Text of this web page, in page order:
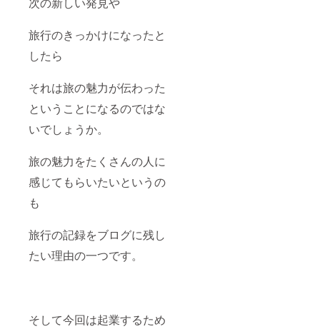
旅行のきっかけになったと
したら
それは旅の魅力が伝わった
ということになるのではな
いでしょうか。
旅の魅力をたくさんの人に
感じてもらいたいというの
も
旅行の記録をブログに残し
たい理由の一つです。
そして今回は起業するため